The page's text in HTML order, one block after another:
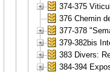
374-375
376 Chemin
377-378
379-382bis
383 Divers:
384-394